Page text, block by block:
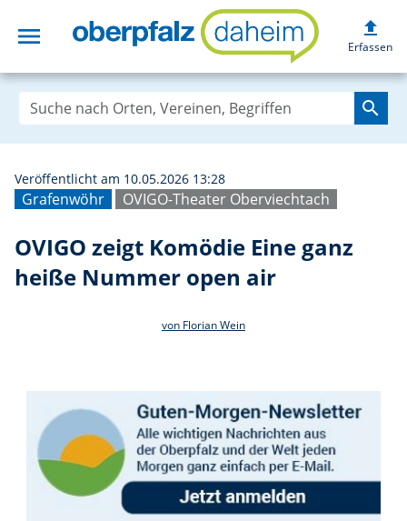
menu OVIGO zeigt
upload
Erfassen
search
Grafenwöhr OVIGO-Theater Oberviechtach
Veröffentlicht am 10.05.2026 13:28
OVIGO zeigt Komödie Eine ganz
heiße Nummer open air
von Florian Wein